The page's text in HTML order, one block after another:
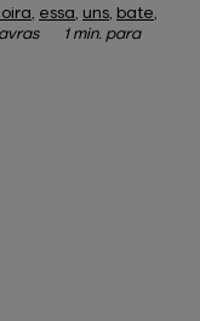
loira, essa, uns, bate,
1 min. para